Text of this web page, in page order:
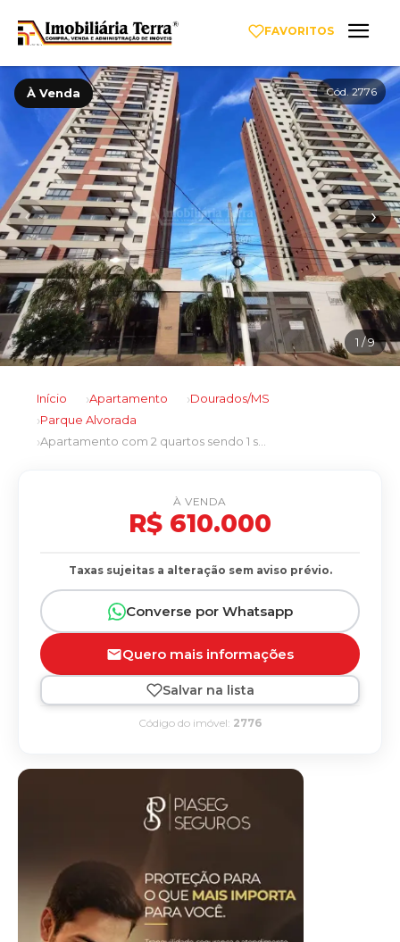
FAVORITOS
À Venda Cód. 2776
‹ ›
1 / 9
Início Apartamento
Dourados/MS
Parque Alvorada
À VENDA
R$ 610.000
Taxas sujeitas a alteração sem aviso prévio.
Converse por Whatsapp
Quero mais informações
Salvar na lista
Código do imóvel: 2776